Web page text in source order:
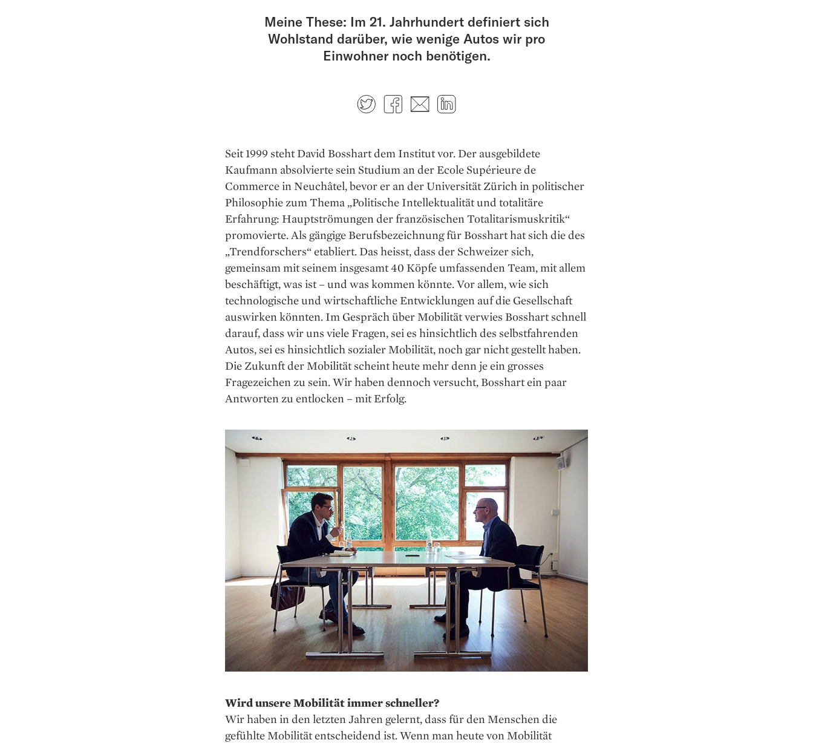
Meine These: Im 21. Jahrhundert definiert sich
Wohlstand darüber, wie wenige Autos wir pro
Einwohner noch benötigen.
TwitterFacebook
E-mail
Seit 1999 steht David Bosshart dem Institut vor. Der ausgebildete
Kaufmann absolvierte sein Studium an der Ecole Supérieure de
Commerce in Neuchâtel, bevor er an der Universität Zürich in politischer
Philosophie zum Thema „Politische Intellektualität und totalitäre
Erfahrung: Hauptströmungen der französischen Totalitarismuskritik“
promovierte. Als gängige Berufsbezeichnung für Bosshart hat sich die des
„Trendforschers“ etabliert. Das heisst, dass der Schweizer sich,
gemeinsam mit seinem insgesamt 40 Köpfe umfassenden Team, mit allem
beschäftigt, was ist – und was kommen könnte. Vor allem, wie sich
technologische und wirtschaftliche Entwicklungen auf die Gesellschaft
auswirken könnten. Im Gespräch über Mobilität verwies Bosshart schnell
darauf, dass wir uns viele Fragen, sei es hinsichtlich des selbstfahrenden
Autos, sei es hinsichtlich sozialer Mobilität, noch gar nicht gestellt haben.
Die Zukunft der Mobilität scheint heute mehr denn je ein grosses
Fragezeichen zu sein. Wir haben dennoch versucht, Bosshart ein paar
Antworten zu entlocken – mit Erfolg.
Wird unsere Mobilität immer schneller?
Wir haben in den letzten Jahren gelernt, dass für den Menschen die
gefühlte Mobilität entscheidend ist. Wenn man heute von Mobilität